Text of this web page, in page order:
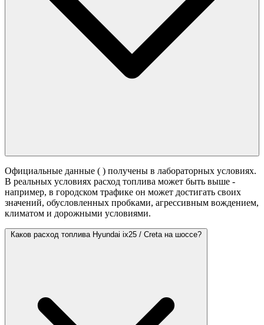
Официальные данные ( ) получены в лабораторных условиях.
В реальных условиях расход топлива может быть выше -
например, в городском трафике он может достигать своих
значений, обусловленных пробками, агрессивным вождением,
климатом и дорожными условиями.
Каков расход топлива Hyundai ix25 / Creta на шоссе?